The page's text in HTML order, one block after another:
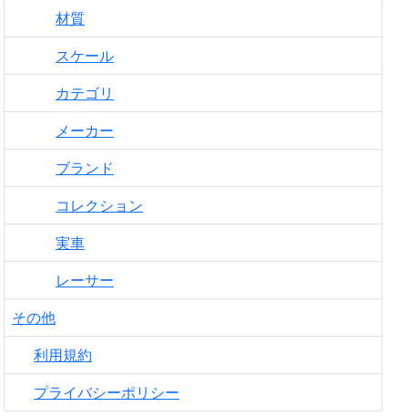
材質
スケール
カテゴリ
メーカー
ブランド
コレクション
実車
レーサー
その他
利用規約
プライバシーポリシー